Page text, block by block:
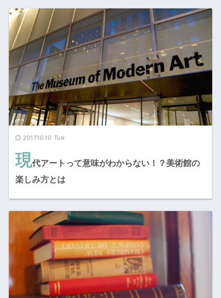
2017.10.10 Tue
現代アートって意味がわからない！？美術館の
楽しみ方とは